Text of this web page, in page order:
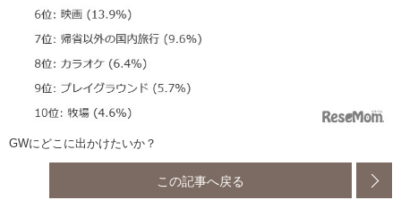
GWにどこに出かけたいか？
この記事へ戻る